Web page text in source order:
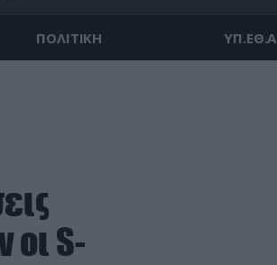
ΠΟΛΙΤΙΚΗ ΥΠ.ΕΘ.Α
οι S-